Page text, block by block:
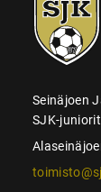
juniorit
Seinäjoen
SJK-juniorit